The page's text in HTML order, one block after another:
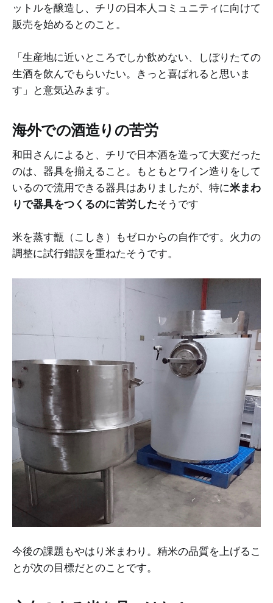
ットルを醸造し、チリの日本人コミュニティに向けて
販売を始めるとのこと。
「生産地に近いところでしか飲めない、しぼりたての
生酒を飲んでもらいたい。きっと喜ばれると思いま
す」と意気込みます。
海外での酒造りの苦労
和田さんによると、チリで日本酒を造って大変だった
のは、器具を揃えること。もともとワイン造りをして
いるので流用できる器具はありましたが、特に米まわ
りで器具をつくるのに苦労したそうです
米を蒸す甑（こしき）もゼロからの自作です。火力の
調整に試行錯誤を重ねたそうです。
今後の課題もやはり米まわり。精米の品質を上げるこ
とが次の目標だとのことです。